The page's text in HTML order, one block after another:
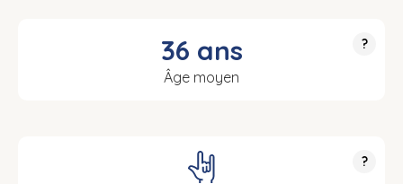
?
36 ans
Âge moyen
?